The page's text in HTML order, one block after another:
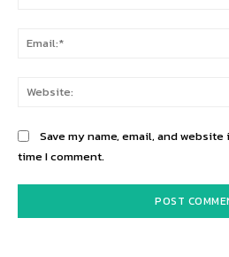
Save my name, email, and
time I comment.